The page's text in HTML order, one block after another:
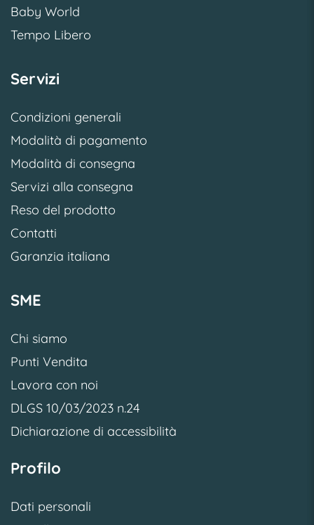
Baby World
Tempo Libero
Servizi
Condizioni generali
Modalità di pagamento
Modalità di consegna
Servizi alla consegna
Reso del prodotto
Contatti
Garanzia italiana
SME
Chi siamo
Punti Vendita
Lavora con noi
DLGS 10/03/2023 n.24
Dichiarazione di accessibilità
Profilo
Dati personali